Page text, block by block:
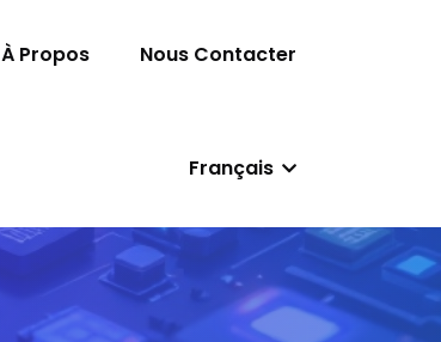
À Propos Nous Contacter
Français